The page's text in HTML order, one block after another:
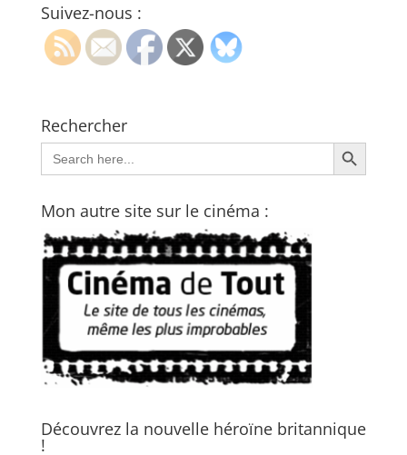
Suivez-nous :
Rechercher
Search
for:
Search Button
Mon autre site sur le cinéma :
Découvrez la nouvelle héroïne britannique
!